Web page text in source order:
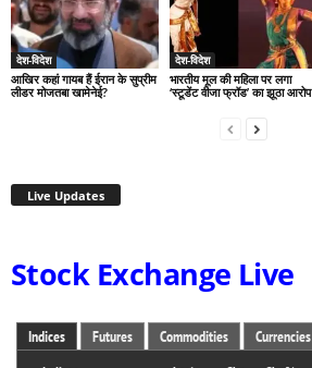
देश-विदेश
आखिर कहां गायब हैं ईरान के सुप्रीम
लीडर मोजतबा खामेनेई?
देश-विदेश
भारतीय मूल की महिला पर लगा
‘स्टूडेंट वीजा फ्रॉड’ का झूठा आरोप
Live Updates
Stock Exchange Live